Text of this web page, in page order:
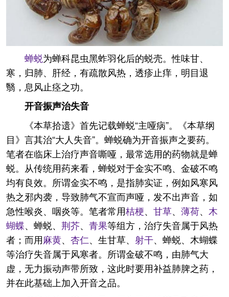
蝉蜕为蝉科昆虫黑蚱羽化后的蜕壳。性味甘、
寒，归肺、肝经，有疏散风热，透疹止痒，明目退
翳，息风止痉之功。
开音振声治失音
《本草拾遗》首先记载蝉蜕“主哑病”。《本草纲
目》言其治“大人失音”。蝉蜕确为开音振声之要药。
笔者在临床上治疗声音嘶哑，最常选用的药物就是蝉
蜕。从传统用药来看，蝉蜕对于金实不鸣、金破不鸣
均有良效。所谓金实不鸣，是指肺实证，例如风寒风
热之邪内袭，导致肺气不宣而声哑，发不出声音，如
急性喉炎、咽炎等。笔者常用桔梗、 甘草、 薄荷、 木
蝴蝶、蝉蜕、 荆芥、 青果等组方，治疗失音属于风热
者；而用麻黄、 杏仁、生甘草、 射干、蝉蜕、木蝴蝶
等治疗失音属于风寒者。所谓金破不鸣，由肺气大
虚，无力振动声带所致，这此时要用补益肺脾之药，
并在此基础上加入开音之品。